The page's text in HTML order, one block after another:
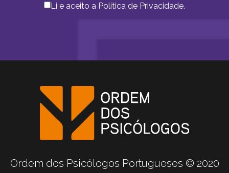
Li e aceito a Política de Privacidade.
Ordem dos Psicólogos Portugueses © 2020